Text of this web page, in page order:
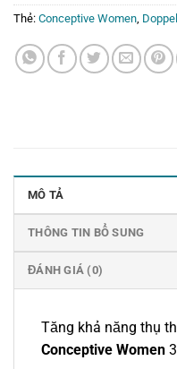
Thẻ: Conceptive Women,
MÔ TẢ
THÔNG TIN BỔ SUNG
ĐÁNH GIÁ (0)
Tăng khả năng thụ
Conceptive Women